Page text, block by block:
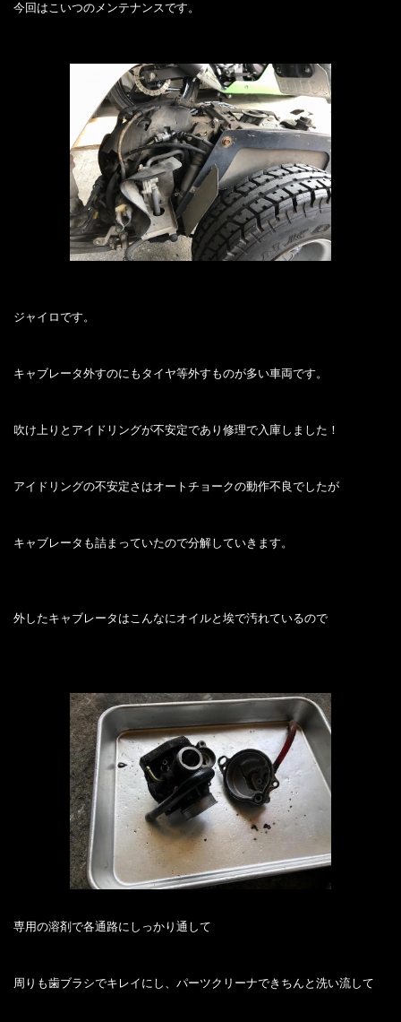
今回はこいつのメンテナンスです。
ジャイロです。
キャブレータ外すのにもタイヤ等外すものが多い車両です。
吹け上りとアイドリングが不安定であり修理で入庫しました！
アイドリングの不安定さはオートチョークの動作不良でしたが
キャブレータも詰まっていたので分解していきます。
外したキャブレータはこんなにオイルと埃で汚れているので
専用の溶剤で各通路にしっかり通して
周りも歯ブラシでキレイにし、パーツクリーナできちんと洗い流して